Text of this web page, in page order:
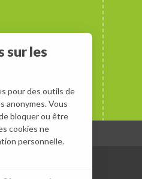
sur les
pour des outils de
anonymes. Vous
bloquer ou être
cookies ne
personnelle.